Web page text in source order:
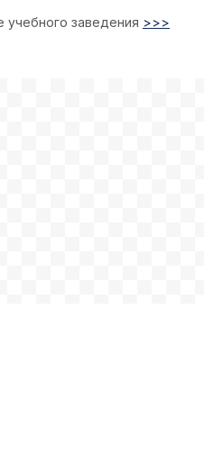
учебного заведения >>>